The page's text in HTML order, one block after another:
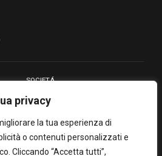
privacy
la tua esperienza di
o contenuti personalizzati e
Cliccando “Accetta tutti”,
SOCIETÁ
GIUBILEO
MEDIA